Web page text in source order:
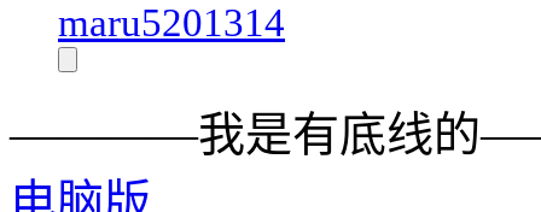
maru5201314
————我是有底线